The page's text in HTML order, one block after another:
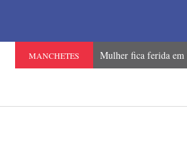
MANCHETES Mulher fica ferida em